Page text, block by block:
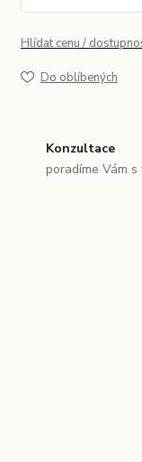
Hlídat cenu /
Do oblíbených
Konzultace
poradíme Vám s